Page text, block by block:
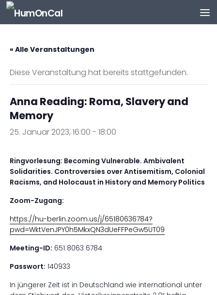
Zum Inhalt springen
« Alle Veranstaltungen
Diese Veranstaltung hat bereits stattgefunden.
Anna Reading: Roma, Slavery and
Memory
25. Januar 2023, 16:00 - 18:00
Ringvorlesung: Becoming Vulnerable. Ambivalent
Solidarities. Controversies over Antisemitism, Colonial
Racisms, and Holocaust in History and Memory Politics
Zoom-Zugang:
https://hu-berlin.zoom.us/j/65180636784?
pwd=WktVenJPY0h5MkxQN3dUeFFPeGw5UT09
Meeting-ID: 651 8063 6784
Passwort: 140933
In jüngerer Zeit ist in Deutschland wie international unter